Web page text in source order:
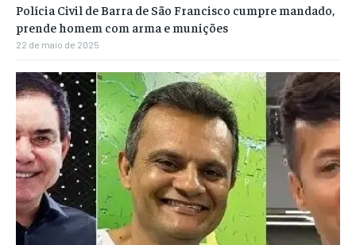
Polícia Civil de Barra de São Francisco cumpre mandado,
prende homem com arma e munições
22 de maio de 2025